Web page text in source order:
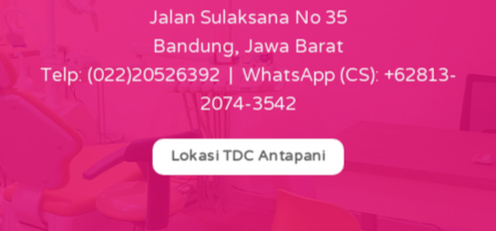
Jalan Sulaksana No 35
Bandung, Jawa Barat
Telp: (022)20526392 | WhatsApp (CS): +62813-
2074-3542
Lokasi TDC Antapani